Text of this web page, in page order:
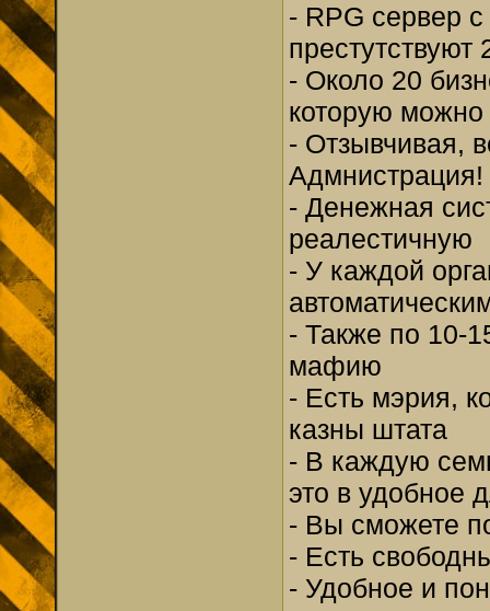
- RPG сервер
- Около 20
которую можно
- Отзывчивая,
Адмнистрация!
- Денежная
реалестичную
- У каждой
- Также по 10-
мафию
- Есть мэрия,
казны штата
- В каждую
это в удобное
- Вы сможете
- Есть
- Удобное и